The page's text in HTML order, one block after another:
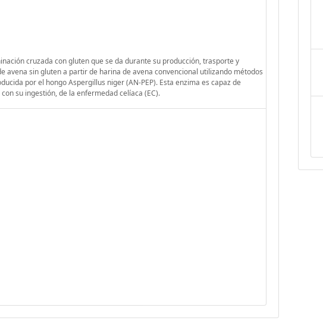
cruzada con gluten que se da durante su producción, trasporte y
sin gluten a partir de harina de avena convencional utilizando métodos
por el hongo Aspergillus niger (AN-PEP). Esta enzima es capaz de
su ingestión, de la enfermedad celíaca (EC).